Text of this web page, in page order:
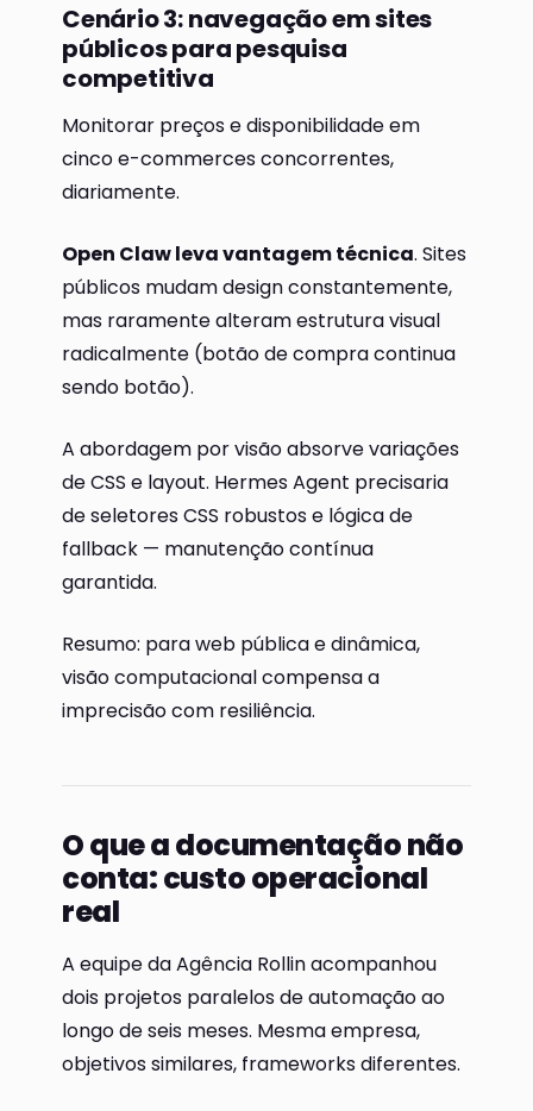
Cenário 3: navegação em sites
públicos para pesquisa
competitiva
Monitorar preços e disponibilidade em
cinco e-commerces concorrentes,
diariamente.
Open Claw leva vantagem técnica. Sites
públicos mudam design constantemente,
mas raramente alteram estrutura visual
radicalmente (botão de compra continua
sendo botão).
A abordagem por visão absorve variações
de CSS e layout. Hermes Agent precisaria
de seletores CSS robustos e lógica de
fallback — manutenção contínua
garantida.
Resumo: para web pública e dinâmica,
visão computacional compensa a
imprecisão com resiliência.
O que a documentação não
conta: custo operacional
real
A equipe da Agência Rollin acompanhou
dois projetos paralelos de automação ao
longo de seis meses. Mesma empresa,
objetivos similares, frameworks diferentes.